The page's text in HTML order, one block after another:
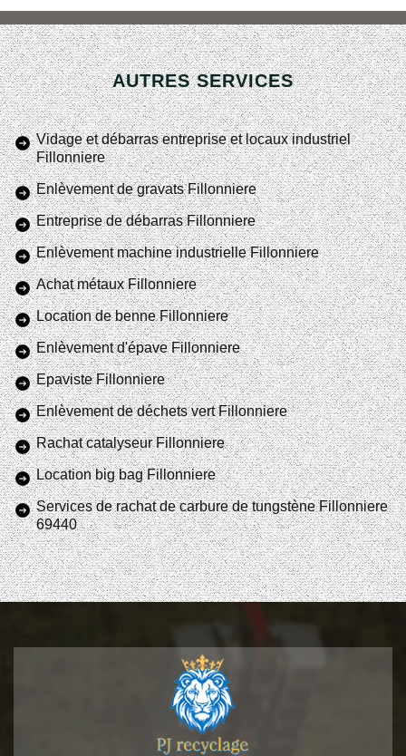
AUTRES SERVICES
Vidage et débarras entreprise et locaux industriel
Fillonniere
Enlèvement de gravats Fillonniere
Entreprise de débarras Fillonniere
Enlèvement machine industrielle Fillonniere
Achat métaux Fillonniere
Location de benne Fillonniere
Enlèvement d'épave Fillonniere
Epaviste Fillonniere
Enlèvement de déchets vert Fillonniere
Rachat catalyseur Fillonniere
Location big bag Fillonniere
Services de rachat de carbure de tungstène Fillonniere
69440